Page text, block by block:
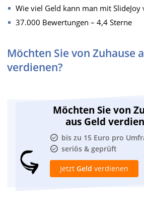
Wie viel Geld kann man mit SlideJoy
37.000 Bewertungen – 4,4 Sterne
Möchten Sie von Zuhause
verdienen?
Möchten Sie von
aus Geld
bis zu 15 Euro pro
seriös & geprüft
Jetzt Geld verdienen